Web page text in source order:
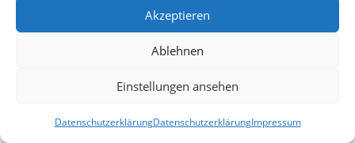
Akzeptieren
Ablehnen
Einstellungen ansehen
DatenschutzerklärungDatenschutzerklärungImpressum
um einen Parkplatz. Mehr als
30 Personen beteiligten sich an der Massenschlägerei.
Diensthundeführer der Polizei-Hunde-